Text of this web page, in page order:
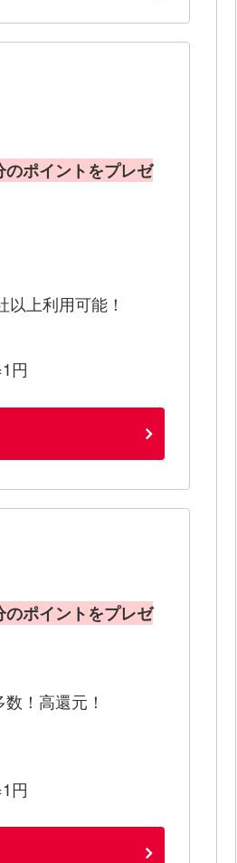
のポイントをプレゼ
上利用可能！
円
のポイントをプレゼ
！高還元！
円